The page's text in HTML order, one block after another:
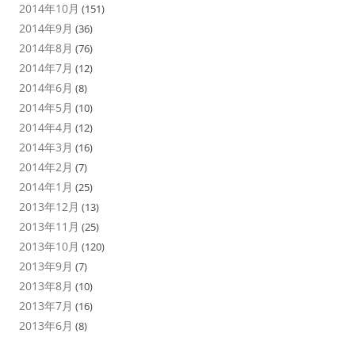
2014年10月 (151)
2014年9月 (36)
2014年8月 (76)
2014年7月 (12)
2014年6月 (8)
2014年5月 (10)
2014年4月 (12)
2014年3月 (16)
2014年2月 (7)
2014年1月 (25)
2013年12月 (13)
2013年11月 (25)
2013年10月 (120)
2013年9月 (7)
2013年8月 (10)
2013年7月 (16)
2013年6月 (8)